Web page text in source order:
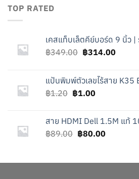
TOP RATED
เคสแท็บเล็ตคีย์บอร์ด 9 นิ้ว |
฿349.00 Original
฿349.00.
฿314.00Current
฿
แป้นพิมพ์ตัวเลขไร้สาย K35
฿1.20 Original
฿1.20.
฿1.00Current
฿1.00.
สาย HDMI Dell 1.5M แท้
฿89.00 Original
฿89.00.
฿80.00Current
฿80.00.